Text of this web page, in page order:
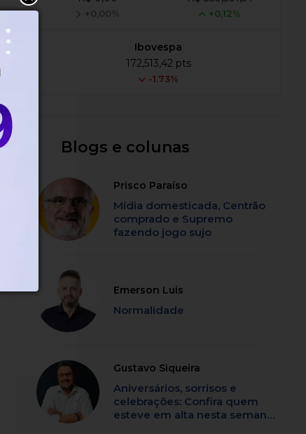
+0,00% +0,12%
Ibovespa
172,513,42 pts
-1.73%
Blogs e colunas
Prisco Paraíso
Mídia domesticada, Centrão
comprado e Supremo
fazendo jogo sujo
Emerson Luis
Normalidade
Gustavo Siqueira
Aniversários, sorrisos e
celebrações: Confira quem
esteve em alta nesta semana